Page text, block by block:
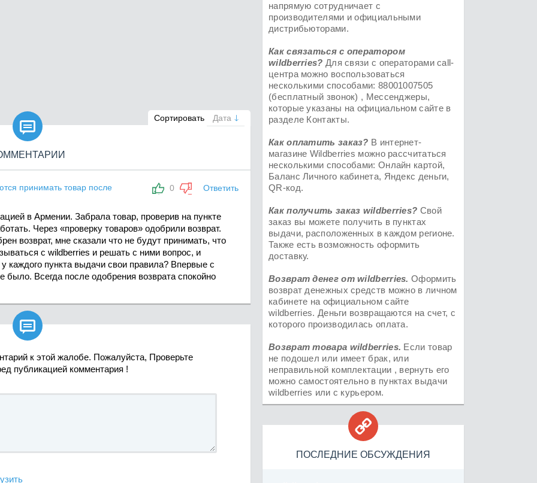
Сортировать Дата

0 Ответить
принимать товар после
в Армении. Забрала товар, проверив на пункте
Через «проверку товаров» одобрили возврат.
возврат, мне сказали что не будут принимать, что
с wildberries и решать с ними вопрос, и
каждого пункта выдачи свои правила? Впервые с
было. Всегда после одобрения возврата спокойно

к этой жалобе. Пожалуйста, Проверьте
публикацией комментария !
напрямую сотрудничает с
производителями и официальными
дистрибьюторами.
Как связаться с оператором
wildberries? Для связи с операторами call-
центра можно воспользоваться
несколькими способами: 88001007505
(бесплатный звонок) , Мессенджеры,
которые указаны на официальном сайте в
разделе Контакты.
Как оплатить заказ? В интернет-
магазине Wildberries можно рассчитаться
несколькими способами: Онлайн картой,
Баланс Личного кабинета, Яндекс деньги,
QR-код.
Как получить заказ wildberries? Свой
заказ вы можете получить в пунктах
выдачи, расположенных в каждом регионе.
Также есть возможность оформить
доставку.
Возврат денег отwildberries. Оформить
возврат денежных средств можно в личном
кабинете на официальном сайте
wildberries. Деньги возвращаются на счет, с
которого производилась оплата.
Возврат товара wildberries. Если товар
не подошел или имеет брак, или
неправильной комплектации , вернуть его
можно самостоятельно в пунктах выдачи
wildberries или с курьером.

ПОСЛЕДНИЕ ОБСУЖДЕНИЯ